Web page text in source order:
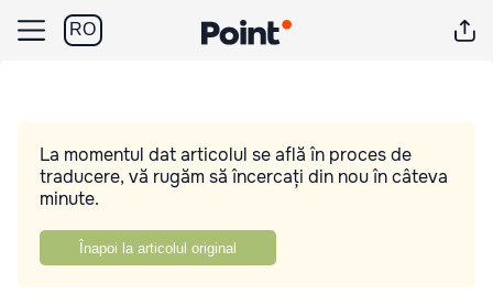
RO
La momentul dat articolul se află în proces de
traducere, vă rugăm să încercați din nou în câteva
minute.
Înapoi la articolul original